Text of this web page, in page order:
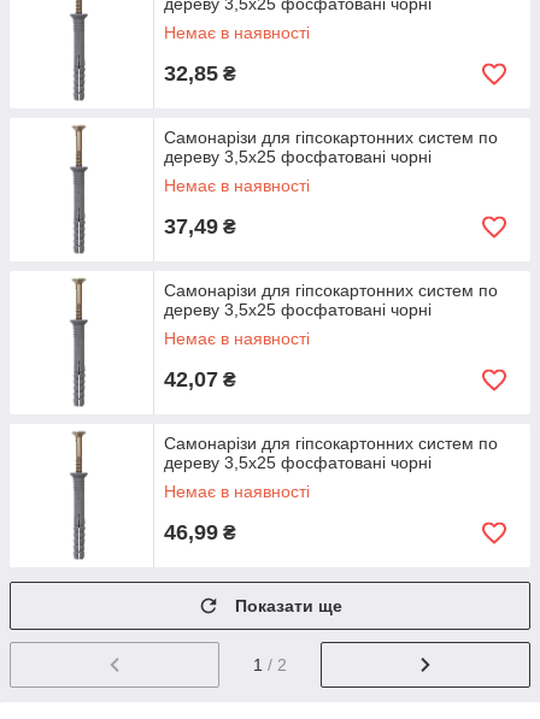
Немає в наявності
32,85 ₴
Самонарізи для гіпсокартонних систем по
дереву 3,5х25 фосфатовані чорні
Немає в наявності
37,49 ₴
Самонарізи для гіпсокартонних систем по
дереву 3,5х25 фосфатовані чорні
Немає в наявності
42,07 ₴
Самонарізи для гіпсокартонних систем по
дереву 3,5х25 фосфатовані чорні
Немає в наявності
46,99 ₴
Показати ще
1 / 2